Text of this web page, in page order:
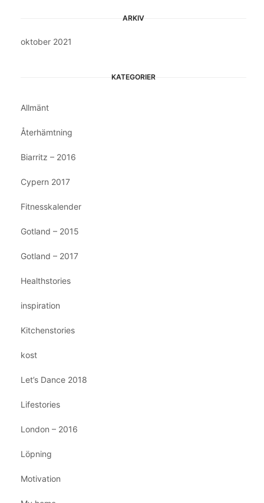
ARKIV
oktober 2021
KATEGORIER
Allmänt
Återhämtning
Biarritz – 2016
Cypern 2017
Fitnesskalender
Gotland – 2015
Gotland – 2017
Healthstories
inspiration
Kitchenstories
kost
Let’s Dance 2018
Lifestories
London – 2016
Löpning
Motivation